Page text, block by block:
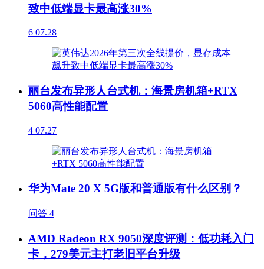
致中低端显卡最高涨30%
6 07.28
丽台发布异形人台式机：海景房机箱+RTX
5060高性能配置
4 07.27
华为Mate 20 X 5G版和普通版有什么区别？
问答 4
AMD Radeon RX 9050深度评测：低功耗入门
卡，279美元主打老旧平台升级